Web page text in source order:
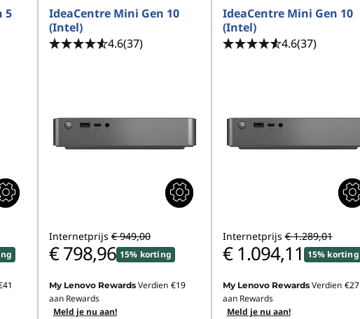
5
IdeaCentre Mini Gen 10
(Intel)
4.6(37)
Internetprijs € 949,00
€ 798,96 15% korting
My Lenovo Rewards Verdien €19
aan Rewards
Meld je nu aan!
IdeaCentre Mini Gen 10
(Intel)
4.6(37)
Internetprijs € 1.289,01
€ 1.094,11 15% korting
My Lenovo Rewards Verdien €27
aan Rewards
Meld je nu aan!